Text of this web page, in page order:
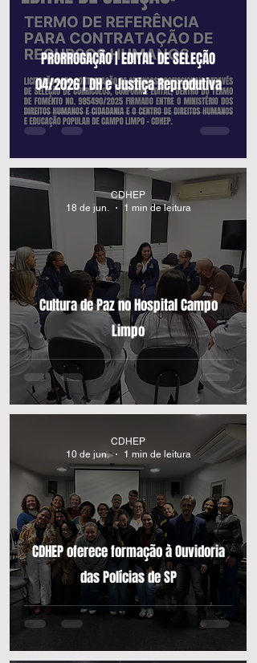
PRORROGAÇÃO | EDITAL DE SELEÇÃO
04/2026 | DH e Justiça Reprodutiva
Cultura de Paz no Hospital Campo
Limpo
CDHEP
18 de jun.
1 min de leitura
CDHEP oferece formação à Ouvidoria
das Polícias de SP
CDHEP
10 de jun.
1 min de leitura